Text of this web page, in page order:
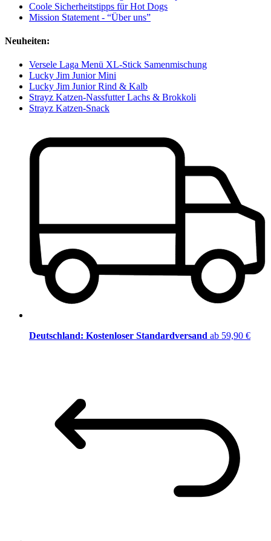
Coole Sicherheitstipps für Hot Dogs
Mission Statement - “Über uns”
Neuheiten:
Versele Laga Menü XL-Stick Samenmischung
Lucky Jim Junior Mini
Lucky Jim Junior Rind & Kalb
Strayz Katzen-Nassfutter Lachs & Brokkoli
Strayz Katzen-Snack
Deutschland: Kostenloser Standardversand ab 59,90 €